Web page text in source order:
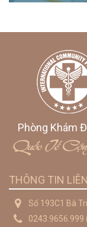
Phòng Khám
Quốc Tế
THÔNG TIN
Số 193C1 Bà
0243.9656.999